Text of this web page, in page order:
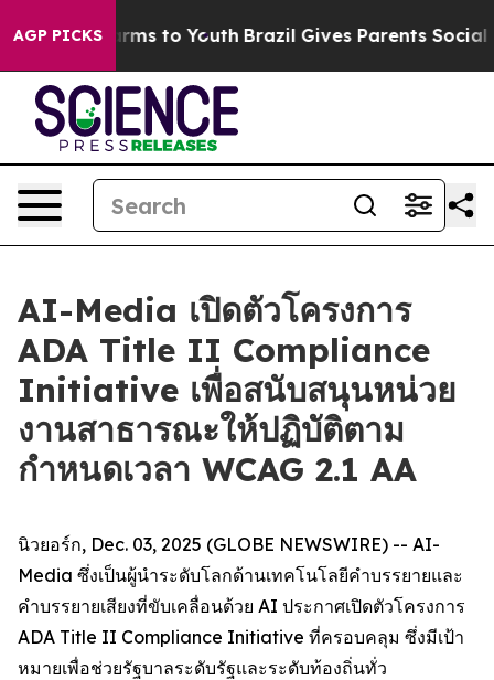
AGP PICKSHarms to Youth Brazil Gives Parents Social
AI-Media เปิดตัวโครงการ
ADA Title II Compliance
Initiative เพื่อสนับสนุนหน่วย
งานสาธารณะให้ปฏิบัติตาม
กำหนดเวลา WCAG 2.1 AA
นิวยอร์ก, Dec. 03, 2025 (GLOBE NEWSWIRE) -- AI-
Media ซึ่งเป็นผู้นำระดับโลกด้านเทคโนโลยีคำบรรยายและ
คำบรรยายเสียงที่ขับเคลื่อนด้วย AI ประกาศเปิดตัวโครงการ
ADA Title II Compliance Initiative ที่ครอบคลุม ซึ่งมีเป้า
หมายเพื่อช่วยรัฐบาลระดับรัฐและระดับท้องถิ่นทั่ว